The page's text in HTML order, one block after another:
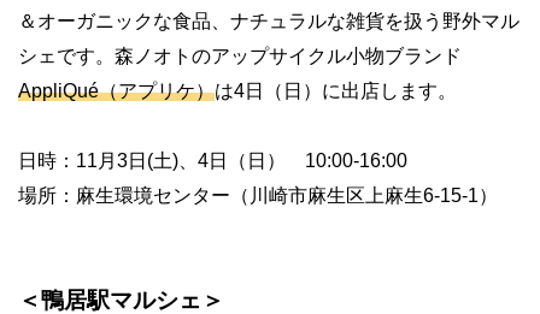
＆オーガニックな食品、ナチュラルな雑貨を扱う野外マル
シェです。森ノオトのアップサイクル小物ブランド
AppliQué（アプリケ）は4日（日）に出店します。
日時：11月3日(土)、4日（日） 10:00-16:00
場所：麻生環境センター（川崎市麻生区上麻生6-15-1）
＜鴨居駅マルシェ＞